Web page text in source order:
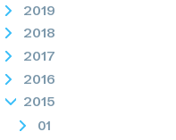
2019
2018
2017
2016
2015
01